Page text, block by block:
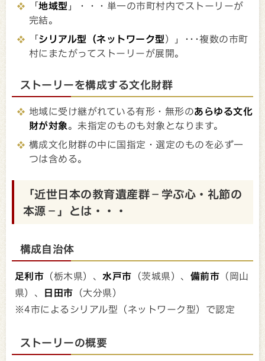
「地域型 」・・・単一の市町村内でストーリーが
完結。
「 シリアル型（ネットワーク型 ）」･･･複数の市町
村にまたがってストーリーが展開。
ストーリーを構成する文化財群
地域に受け継がれている有形・無形のあらゆる文化
財が対象。未指定のものも対象となります。
構成文化財群の中に国指定・選定のものを必ず一
つは含める。
「近世日本の教育遺産群－学ぶ心・礼節の
本源－」とは・・・
構成自治体
足利市 （栃木県）、水戸市 （茨城県）、 備前市 （岡山
県）、
日田市 （大分県）
※4市によるシリアル型（ネットワーク型）で認定
ストーリーの概要